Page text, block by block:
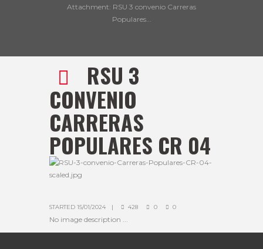
Attachment: RSU 3 convenio Carreras
Populares...
RSU 3
CONVENIO
CARRERAS
POPULARES CR 04
STARTED 15/01/2024 428 0 0
No image description ...